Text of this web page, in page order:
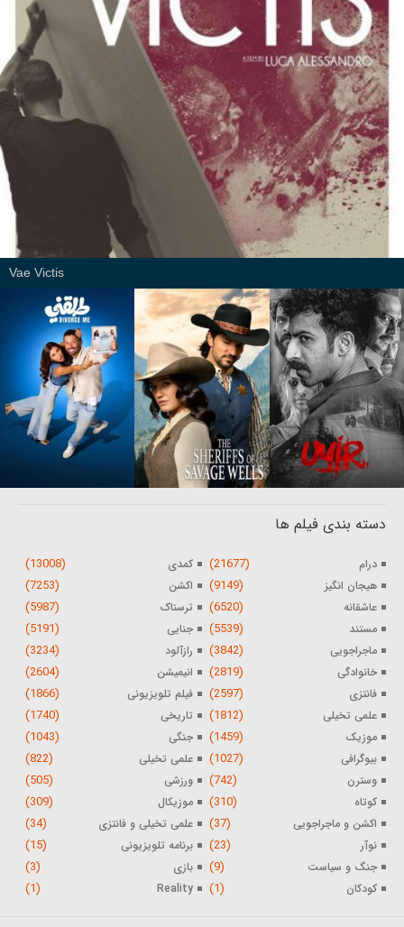
Vae Victis
دسته بندی فیلم ها
درام (21677) کمدی (13008)
هیجان انگیز (9149) اکشن (7253)
عاشقانه (6520) ترسناک (5987)
مستند (5539) جنایی (5191)
ماجراجویی (3842) رازآلود (3234)
خانوادگی (2819) انیمیشن (2604)
فانتزی (2597) فیلم تلویزیونی (1866)
علمی تخیلی (1812) تاریخی (1740)
موزیک (1459) جنگی (1043)
بیوگرافی (1027) علمی تخیلی (822)
وسترن (742) ورزشی (505)
کوتاه (310) موزیکال (309)
اکشن و ماجراجویی (37) علمی تخیلی و فانتزی (34)
نوآر (23) برنامه تلویزیونی (15)
جنگ و سیاست (9) بازی (3)
کودکان (1)
Reality
(1)